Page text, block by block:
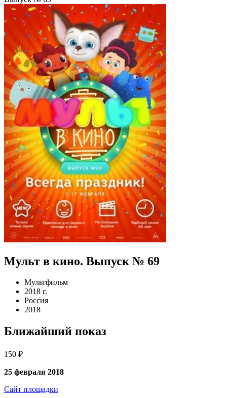
Мульт в кино. Выпуск № 69
Мультфильм
2018 г.
Россия
2018
Ближайший показ
150 ₽
25 февраля 2018
Сайт площадки